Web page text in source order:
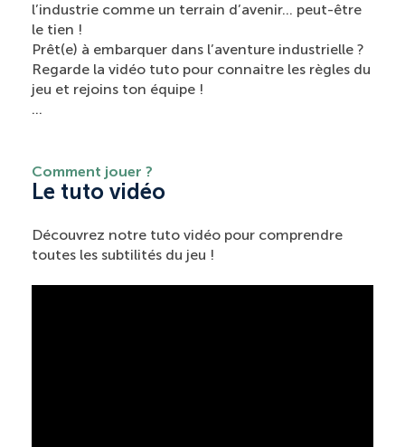
l’industrie comme un terrain d’avenir… peut-être
le tien !
Prêt(e) à embarquer dans l’aventure industrielle ?
Regarde la vidéo tuto pour connaitre les règles du
jeu et rejoins ton équipe !
…
Comment jouer ?
Le tuto vidéo
Découvrez notre tuto vidéo pour comprendre
toutes les subtilités du jeu !